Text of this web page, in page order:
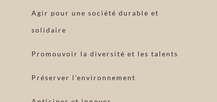
Agir pour une société durable et
solidaire
Promouvoir la diversité et les talents
Préserver l’environnement